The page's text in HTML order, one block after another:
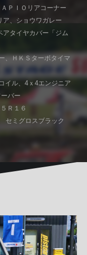
ＰＩＯリアコーナー
ア、ショウワガレー
アタイヤカバー「ジム
、ＨＫＳターボタイマ
イル、4ｘ4エンジニア
バー
Ｒ１６
セミグロスブラック